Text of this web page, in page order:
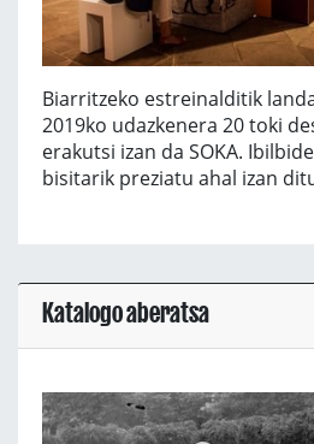
Biarritzeko estreinalditik
2019ko udazkenera 20 toki
erakutsi izan da SOKA.
bisitarik preziatu ahal izan
Katalogo aberatsa